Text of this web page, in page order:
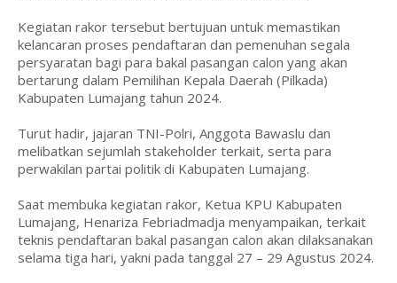
Kegiatan rakor tersebut bertujuan untuk memastikan
kelancaran proses pendaftaran dan pemenuhan segala
persyaratan bagi para bakal pasangan calon yang akan
bertarung dalam Pemilihan Kepala Daerah (Pilkada)
Kabupaten Lumajang tahun 2024.
Turut hadir, jajaran TNI-Polri, Anggota Bawaslu dan
melibatkan sejumlah stakeholder terkait, serta para
perwakilan partai politik di Kabupaten Lumajang.
Saat membuka kegiatan rakor, Ketua KPU Kabupaten
Lumajang, Henariza Febriadmadja menyampaikan, terkait
teknis pendaftaran bakal pasangan calon akan dilaksanakan
selama tiga hari, yakni pada tanggal 27 – 29 Agustus 2024.